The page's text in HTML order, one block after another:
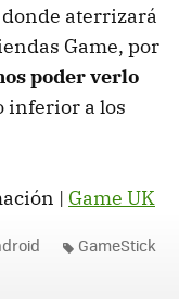
donde aterrizará
Game, por
poder verlo
inferior a los
| Game UK
GameStick